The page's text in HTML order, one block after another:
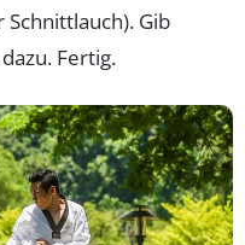
Gib
Fertig.